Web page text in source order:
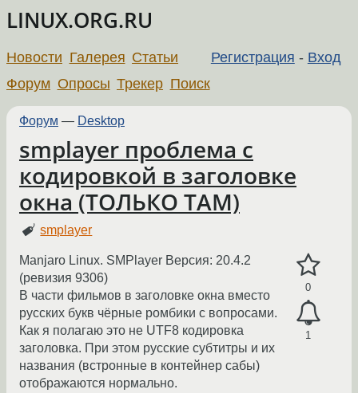
LINUX.ORG.RU
Регистрация - Вход
Новости Галерея Статьи
Форум Опросы Трекер Поиск
Форум — Desktop
smplayer проблема с
кодировкой в заголовке
окна (ТОЛЬКО ТАМ)
smplayer
0
1
Manjaro Linux. SMPlayer Версия: 20.4.2
(ревизия 9306)
В части фильмов в заголовке окна вместо
русских букв чёрные ромбики с вопросами.
Как я полагаю это не UTF8 кодировка
заголовка. При этом русские субтитры и их
названия (встронные в контейнер сабы)
отображаются нормально.